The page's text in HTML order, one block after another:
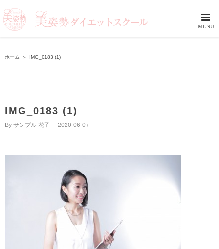
ホーム ＞ IMG_0183 (1)
IMG_0183 (1)
By サンプル 花子 2020-06-07